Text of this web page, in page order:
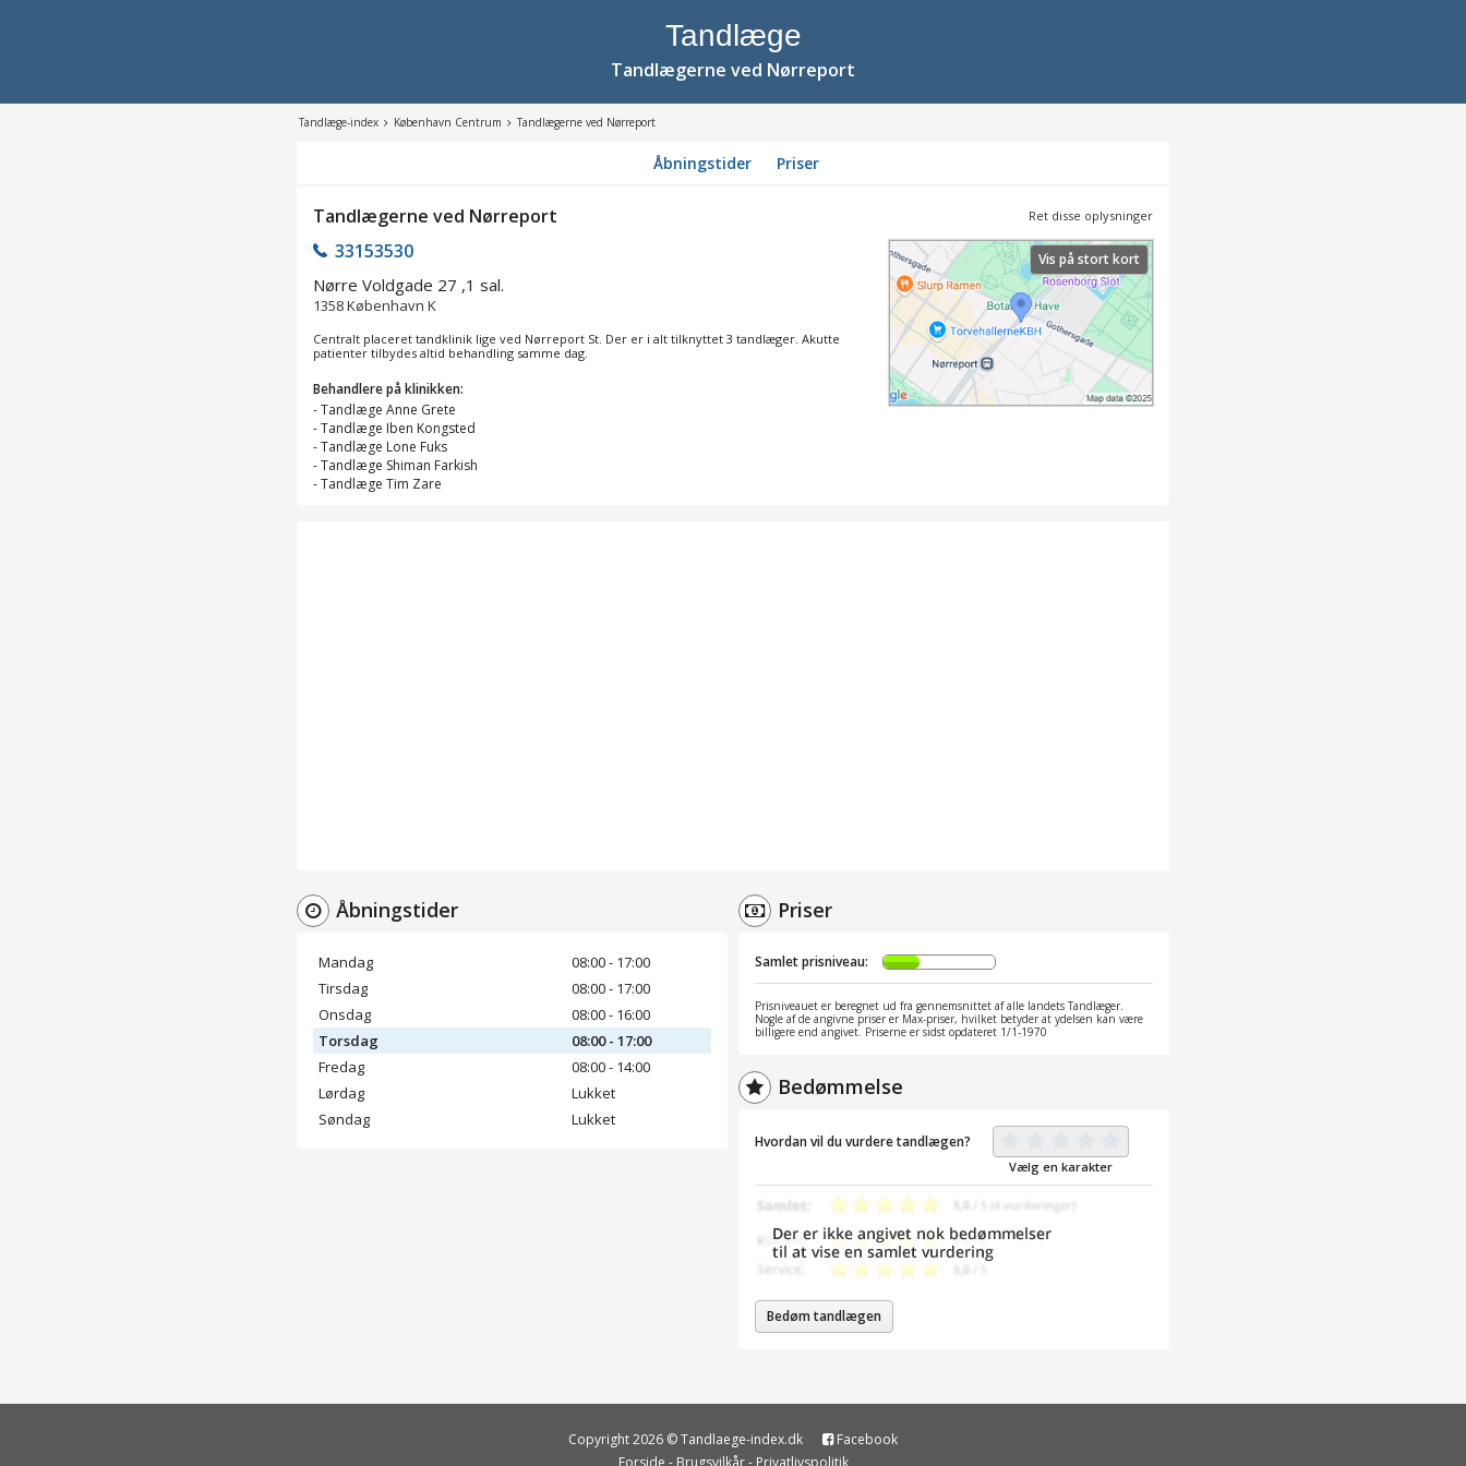
Tandlæge
Tandlægerne ved Nørreport
Tandlæge-index København Centrum Tandlægerne ved Nørreport
Åbningstider Priser
Tandlægerne ved Nørreport
33153530
Nørre Voldgade 27 ,1 sal.
1358København K
Centralt placeret tandklinik lige ved Nørreport St. Der er i alt tilknyttet 3 tandlæger. Akutte
patienter tilbydes altid behandling samme dag.
Behandlere på klinikken:
-Tandlæge Anne Grete
-Tandlæge Iben Kongsted
-Tandlæge Lone Fuks
-Tandlæge Shiman Farkish
-Tandlæge Tim Zare
Ret disse oplysninger
Vis på stort kort
Åbningstider
Mandag
08:00 - 17:00
Tirsdag
08:00 - 17:00
Onsdag
08:00 - 16:00
Torsdag
08:00 - 17:00
Fredag
08:00 - 14:00
Lørdag
Lukket
Søndag
Lukket
Priser
Samlet prisniveau:
Prisniveauet er beregnet ud fra gennemsnittet af alle landets Tandlæger.
Nogle af de angivne priser er Max-priser, hvilket betyder at ydelsen kan være
billigere end angivet. Priserne er sidst opdateret 1/1-1970
Bedømmelse
Hvordan vil du vurdere tandlægen?
Vælg en karakter
Bedøm tandlægen
Copyright 2026 © Tandlaege-index.dk
Facebook
Forside - Brugsvilkår- Privatlivspolitik